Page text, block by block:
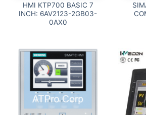
HMI KTP700 BASIC 7
INCH: 6AV2123-2GB03-
0AX0